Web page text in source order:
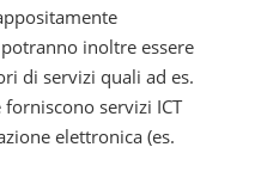
inoltre essere
di servizi quali ad es.
servizi ICT
elettronica (es.